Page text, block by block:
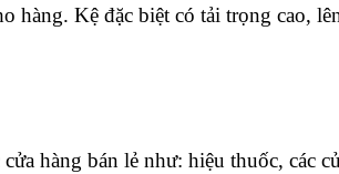
hàng. Kệ đặc biệt có tải trọng cao,
hàng bán lẻ như: hiệu thuốc, các